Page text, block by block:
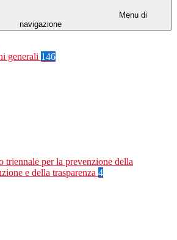
Menu di
navigazione
generali 146
triennale per la prevenzione della
e della trasparenza 4